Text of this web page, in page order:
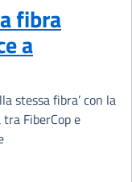
fibra
a
stessa fibra’ con la
FiberCop e